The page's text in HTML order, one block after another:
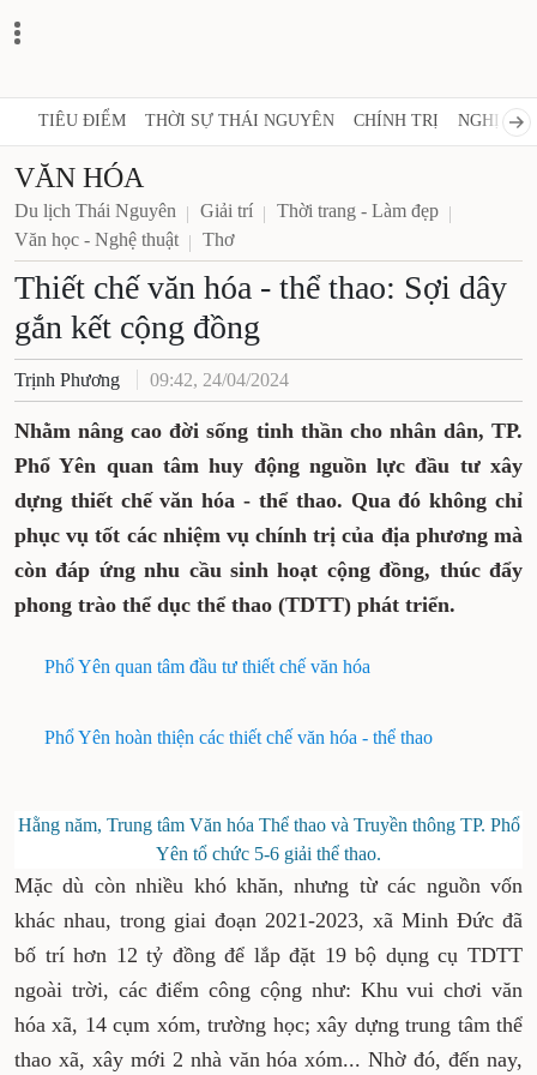
TIÊU ĐIỂM THỜI SỰ THÁI NGUYÊN CHÍNH TRỊ NGHỊ
VĂN HÓA
Du lịch Thái Nguyên Giải trí
Thời trang - Làm đẹp
Văn học - Nghệ thuật
Thơ
Thiết chế văn hóa - thể thao: Sợi dây
gắn kết cộng đồng
Trịnh Phương 09:42, 24/04/2024
Nhằm nâng cao đời sống tinh thần cho nhân dân, TP.
Phổ Yên quan tâm huy động nguồn lực đầu tư xây
dựng thiết chế văn hóa - thể thao. Qua đó không chỉ
phục vụ tốt các nhiệm vụ chính trị của địa phương mà
còn đáp ứng nhu cầu sinh hoạt cộng đồng, thúc đẩy
phong trào thể dục thể thao (TDTT) phát triển.
Phổ Yên quan tâm đầu tư thiết chế văn hóa
Phổ Yên hoàn thiện các thiết chế văn hóa - thể thao
Hằng năm, Trung tâm Văn hóa Thể thao và Truyền thông TP. Phổ
Yên tổ chức 5-6 giải thể thao.
Mặc dù còn nhiều khó khăn, nhưng từ các nguồn vốn
khác nhau, trong giai đoạn 2021-2023, xã Minh Đức đã
bố trí hơn 12 tỷ đồng để lắp đặt 19 bộ dụng cụ TDTT
ngoài trời, các điểm công cộng như: Khu vui chơi văn
hóa xã, 14 cụm xóm, trường học; xây dựng trung tâm thể
thao xã, xây mới 2 nhà văn hóa xóm... Nhờ đó, đến nay,